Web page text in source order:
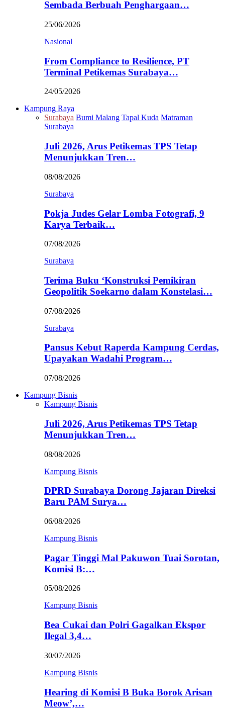
Sembada Berbuah Penghargaan…
25/06/2026
Nasional
From Compliance to Resilience, PT
Terminal Petikemas Surabaya…
24/05/2026
Kampung Raya
Surabaya Bumi Malang Tapal Kuda Matraman
Surabaya
Juli 2026, Arus Petikemas TPS Tetap
Menunjukkan Tren…
08/08/2026
Surabaya
Pokja Judes Gelar Lomba Fotografi, 9
Karya Terbaik…
07/08/2026
Surabaya
Terima Buku ‘Konstruksi Pemikiran
Geopolitik Soekarno dalam Konstelasi…
07/08/2026
Surabaya
Pansus Kebut Raperda Kampung Cerdas,
Upayakan Wadahi Program…
07/08/2026
Kampung Bisnis
Kampung Bisnis
Juli 2026, Arus Petikemas TPS Tetap
Menunjukkan Tren…
08/08/2026
Kampung Bisnis
DPRD Surabaya Dorong Jajaran Direksi
Baru PAM Surya…
06/08/2026
Kampung Bisnis
Pagar Tinggi Mal Pakuwon Tuai Sorotan,
Komisi B:…
05/08/2026
Kampung Bisnis
Bea Cukai dan Polri Gagalkan Ekspor
Ilegal 3,4…
30/07/2026
Kampung Bisnis
Hearing di Komisi B Buka Borok Arisan
Meow’,…